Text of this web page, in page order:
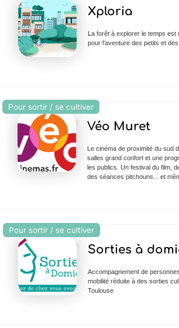
Xploria
La forêt à explorer le temps
pour l'aventure des petits et
Pour sortir / se cultiver
Véo Muret
Le cinéma de proximité du sud
salles grand confort et une
les publics. Un festival du film,
des séances pitchouns... et
Pour sortir / se cultiver
Sorties à
Accompagnement de
mobilité réduite à des sorties
Toulouse